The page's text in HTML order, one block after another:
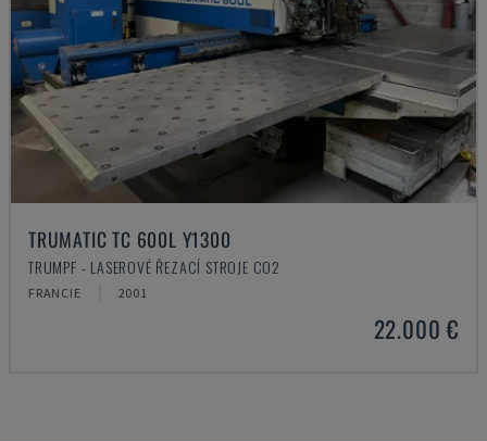
TRUMATIC TC 600L Y1300
TRUMPF - LASEROVÉ ŘEZACÍ STROJE CO2
FRANCIE 2001
22.000 €